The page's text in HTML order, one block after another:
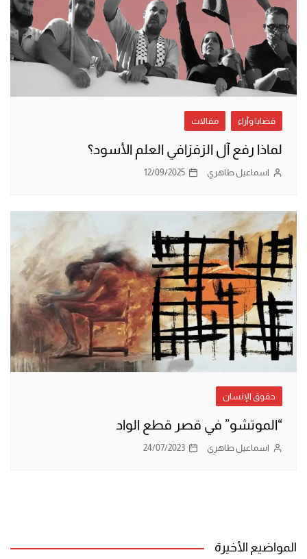
قضايا وآراء مقالات
لماذا رفع آل الزفزافي العلم الأسود؟
اسماعيل طاهري 12/09/2025
حقوق الإنسان
“الموتشو” في قصر قطع الواد
اسماعيل طاهري 24/07/2023
المواضيع الأخيرة